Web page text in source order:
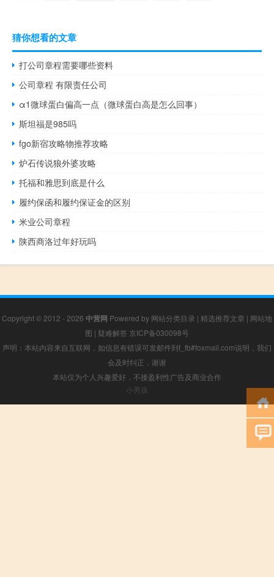
猜你想看的文章
打公司章程需要哪些资料
公司章程 有限责任公司
α1微球蛋白偏高一点（微球蛋白高是怎么回事）
斯坦福是985吗
fgo新宿攻略物推荐攻略
炉石传说狼外婆攻略
托福和雅思到底是什么
履约保函和履约保证金的区别
米业公司章程
陕西商洛过年好玩吗
Copyright © 2012 - 2026 中营网 Powered by 网站分类目录 | 精选推荐文章 | 网站地
图 | 疑难解答 京ICP备030098号
声明：本站内容来自互联网，如信息有错误可发邮件到f_fb#foxmail.com说明，我们
会及时纠正，谢谢
本站仅为个人兴趣爱好，不接盈利性广告及商业合作
小男孩